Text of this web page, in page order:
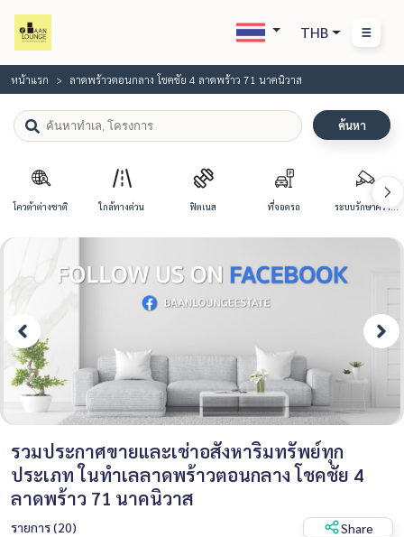
THB
หน้าแรก ลาดพร้าวตอนกลาง โชคชัย 4 ลาดพร้าว 71 นาคนิวาส
ค้นหา
โควต้าต่างชาติ ใกล้ทางด่วน ฟิตเนส ที่จอดรถ ระบบรักษาความ
รวมประกาศขายและเช่าอสังหาริมทรัพย์ทุก
ประเภท ในทำเลลาดพร้าวตอนกลาง โชคชัย 4
ลาดพร้าว 71 นาคนิวาส
รายการ (20) Share